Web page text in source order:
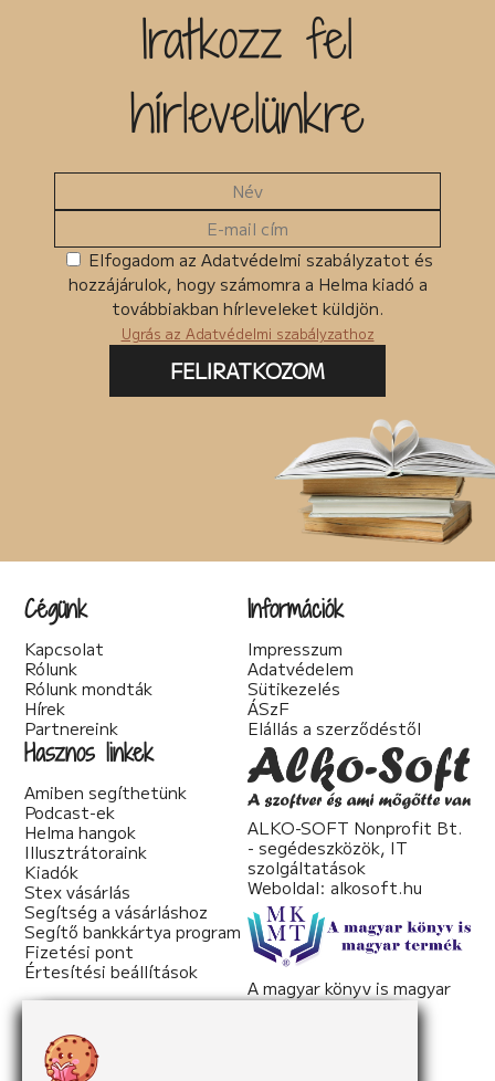
Iratkozz fel
hírlevelünkre
Elfogadom az Adatvédelmi szabályzatot és
hozzájárulok, hogy számomra a Helma kiadó a
továbbiakban hírleveleket küldjön.
Ugrás az Adatvédelmi szabályzathoz
FELIRATKOZOM
Cégünk
Kapcsolat
Rólunk
Rólunk mondták
Hírek
Partnereink
Információk
Impresszum
Adatvédelem
Sütikezelés
ÁSzF
Elállás a szerződéstől
Hasznos linkek
Amiben segíthetünk
Podcast-ek
Helma hangok
Illusztrátoraink
Kiadók
Stex vásárlás
Segítség a vásárláshoz
Segítő bankkártya program
Fizetési pont
Értesítési beállítások
ALKO-SOFT Nonprofit Bt.
- segédeszközök, IT
szolgáltatások
Weboldal: alkosoft.hu
A magyar könyv is magyar
termék